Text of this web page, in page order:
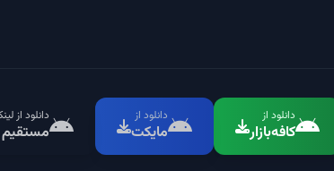
دانلود از
کافه‌بازار
دانلود از
مایکت
دانلود از
مستقیم